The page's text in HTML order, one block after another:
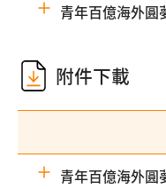
青年百億海外圓
附件下載
青年百億海外